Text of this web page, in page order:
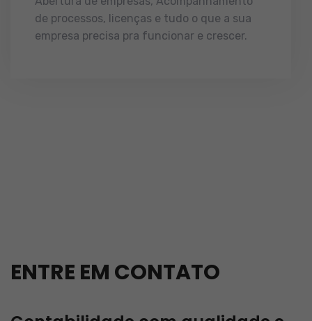
de processos, licenças e tudo o que a sua
empresa precisa pra funcionar e crescer.
ENTRE EM CONTATO